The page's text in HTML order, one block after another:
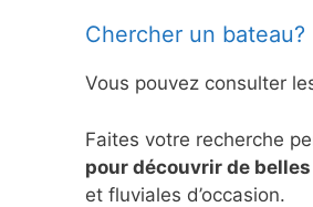
Chercher un bateau?
Vous pouvez consulter
Faites votre recherche
pour découvrir de
et fluviales d’occasion.